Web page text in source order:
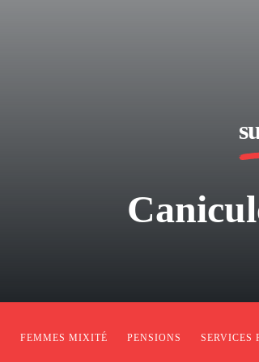
FEMMES MIXITÉ PENSIONS SERVICES